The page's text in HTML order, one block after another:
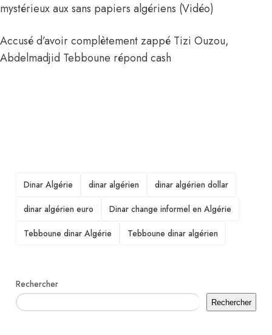
mystérieux aux sans papiers algériens (Vidéo)
Accusé d’avoir complètement zappé Tizi Ouzou,
Abdelmadjid Tebboune répond cash
TAGS
Dinar Algérie dinar algérien
dinar algérien dollar
dinar algérien euro
Dinar change informel en Algérie
Tebboune dinar Algérie
Tebboune dinar algérien
Rechercher
Rechercher